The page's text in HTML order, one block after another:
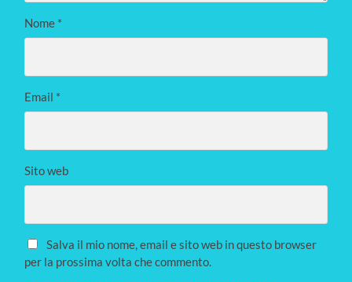
Nome *
Email *
Sito web
Salva il mio nome, email e sito web in questo browser
per la prossima volta che commento.